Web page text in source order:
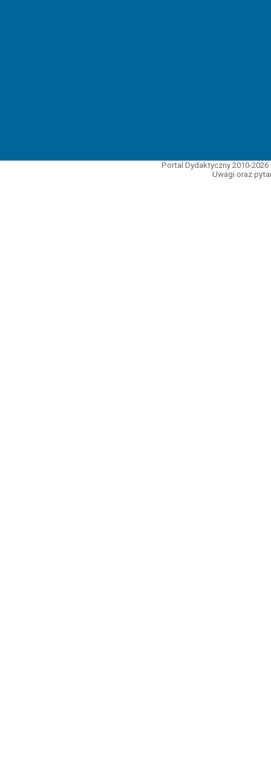
Portal Dydaktyczny 2010-
Uwagi oraz